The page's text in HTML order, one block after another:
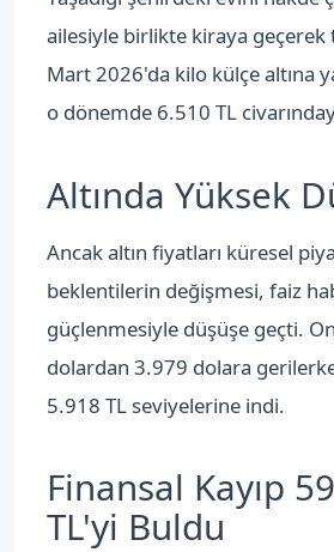
ailesiyle birlikte kiraya geçerek
Mart 2026'da kilo külçe altına
o dönemde 6.510 TL
Altında Yüksek
Ancak altın fiyatları küresel
beklentilerin değişmesi, faiz
güçlenmesiyle düşüşe geçti.
dolardan 3.979 dolara
5.918 TL seviyelerine indi.
Finansal Kayıp
TL'yi Buldu